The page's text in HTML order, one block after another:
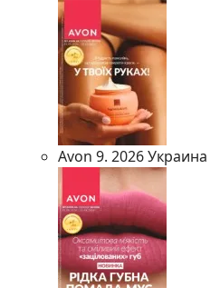
Avon 9. 2026 Украина